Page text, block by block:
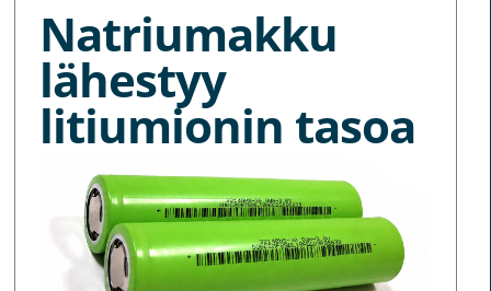
Natriumakku
lähestyy
litiumionin tasoa